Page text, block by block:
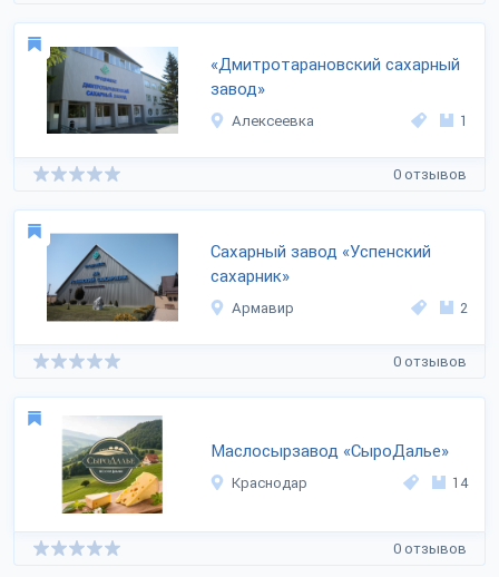
«Дмитротарановский сахарный
завод»
Алексеевка 1
0 отзывов
Сахарный завод «Успенский
сахарник»
Армавир 2
0 отзывов
Маслосырзавод «СыроДалье»
Краснодар 14
0 отзывов